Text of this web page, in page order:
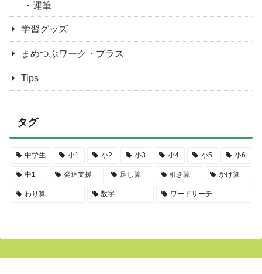
運筆
学習グッズ
まめつぶワーク・プラス
Tips
タグ
中学生 小1 小2 小3 小4 小5 小6
中1 発達支援 足し算 引き算 かけ算
わり算 数字 ワードサーチ